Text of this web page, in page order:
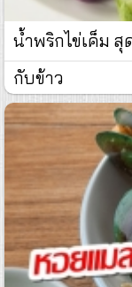
น้ำพริกไข่เค็ม
กับข้าว